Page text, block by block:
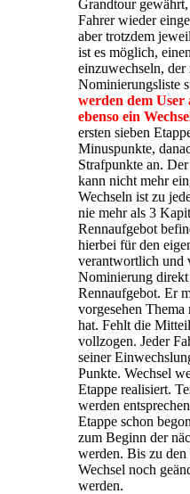
Grandtour
Fahrer wieder
aber trotzdem
ist es möglich,
einzuwechseln, der
Nominierungsliste
werden dem
ebenso ein
ersten sieben
Minuspunkte,
Strafpunkte an.
kann nicht mehr
Wechseln ist zu
nie mehr als 3
Rennaufgebot
hierbei für den
verantwortlich und
Nominierung
Rennaufgebot. Er
vorgesehen
hat. Fehlt die
vollzogen. Jeder
seiner
Punkte. Wechsel
Etappe realisiert.
werden
Etappe schon
zum Beginn der
werden. Bis zu
Wechsel noch
werden.